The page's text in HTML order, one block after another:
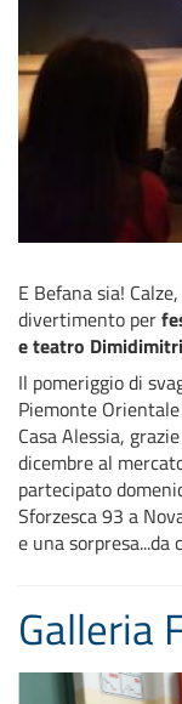
E Befana sia!
divertimento per
e teatro
Il pomeriggio di
Piemonte
Casa Alessia,
dicembre al
partecipato
Sforzesca 93 a
e una sorpresa...da
Galleria